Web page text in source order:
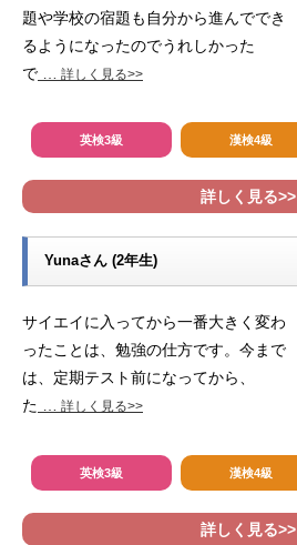
題や学校の宿題も自分から進んででき
るようになったのでうれしかった
で
詳しく見る>>
英検3級 漢検4級
詳しく見る>>
Yunaさん (2年生)
サイエイに入ってから一番大きく変わ
ったことは、勉強の仕方です。今まで
は、定期テスト前になってから、
た … 詳しく見る>>
英検3級 漢検4級
詳しく見る>>